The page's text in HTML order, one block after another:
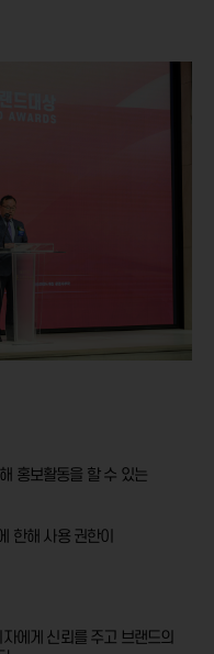
홍보활동을 할 수 있는
한해 사용 권한이
에게 신뢰를 주고 브랜드의